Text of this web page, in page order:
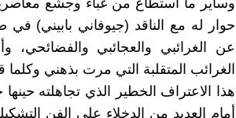
وساير ما استطاع من غباء وجشع
عن الغرائبي والعجائبي
الغرائب المتقلبة التي مرت بذهني
هذا الاعتراف الخطير الذي تجاهلته
أمام العديد من الدخلاء على الفن